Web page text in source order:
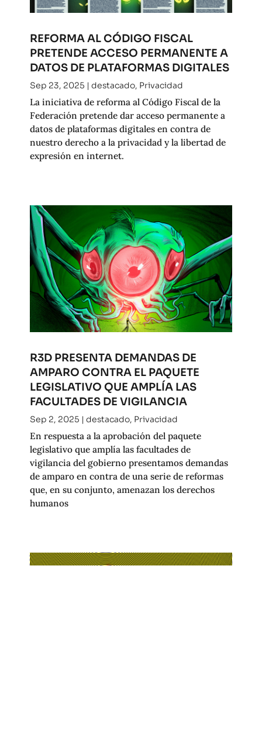
REFORMA AL CÓDIGO FISCAL
PRETENDE ACCESO PERMANENTE A
DATOS DE PLATAFORMAS DIGITALES
Sep 23, 2025 | destacado, Privacidad
La iniciativa de reforma al Código Fiscal de la
Federación pretende dar acceso permanente a
datos de plataformas digitales en contra de
nuestro derecho a la privacidad y la libertad de
expresión en internet.
R3D PRESENTA DEMANDAS DE
AMPARO CONTRA EL PAQUETE
LEGISLATIVO QUE AMPLÍA LAS
FACULTADES DE VIGILANCIA
Sep 2, 2025 | destacado, Privacidad
En respuesta a la aprobación del paquete
legislativo que amplía las facultades de
vigilancia del gobierno presentamos demandas
de amparo en contra de una serie de reformas
que, en su conjunto, amenazan los derechos
humanos